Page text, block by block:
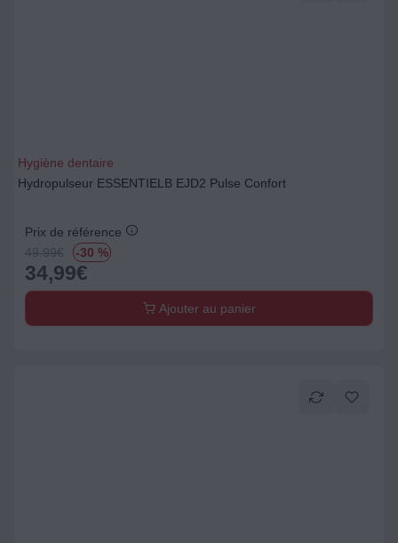
Hygiène dentaire
Hydropulseur ESSENTIELB EJD2 Pulse Confort
Prix de référence
49.99€ -30 %
34,99€
Ajouter au panier